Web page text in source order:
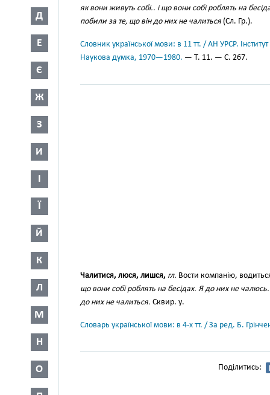
Д
Е
Є
Ж
З
И
І
Ї
Й
К
Л
М
Н
О
як вони живуть собі.. і що вони собі роблять на
побили за те, що він до них не чалиться (Сл. Гр.).
Словник української мови: в 11 тт. / АН УРСР.
Наукова думка, 1970—1980. — Т. 11. — С. 267.
Чалитися, люся, лишся, гл. Вости компанію,
що вони собі роблять на бесідах. Я до них не чалюсь.
до них не чалиться. Сквир. у.
Словарь української мови: в 4-х тт. / За ред. Б.
Поділитись: